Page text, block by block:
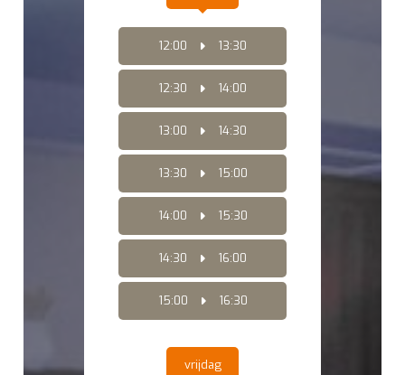
12:00 13:30
12:30 14:00
13:00 14:30
13:30 15:00
14:00 15:30
14:30 16:00
15:00 16:30
vrijdag